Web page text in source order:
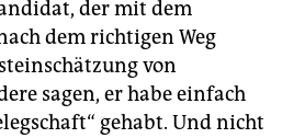
der mit dem
dem richtigen Weg
von
sagen, er habe einfach
gehabt. Und nicht